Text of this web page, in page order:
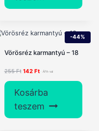
-44%
Vörösréz karmantyú – 18
255Ft Original
255 Ft.
142 FtCurrent
142 Ft.
Kosárba
teszem